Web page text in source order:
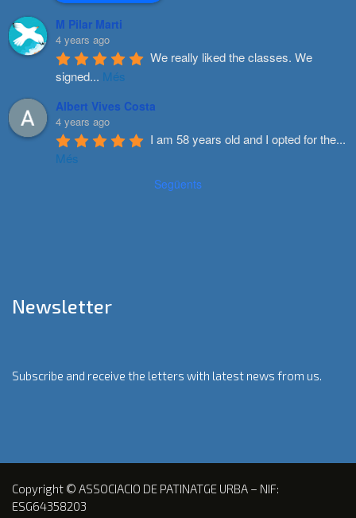
M Pilar Marti
4 years ago
We really liked the classes. We
signed... Més
Albert Vives Costa
4 years ago
I am 58 years old and I opted for the...
Més
Següents
Newsletter
Subscribe and receive the letters with latest news from us.
Copyright © ASSOCIACIO DE PATINATGE URBA – NIF:
ESG64358203